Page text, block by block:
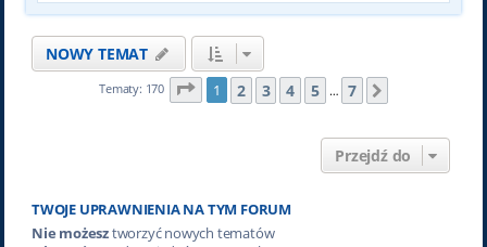
NOWY TEMAT
Tematy: 170 Strona z
1 2 3 4 5 … 7
Przejdź do
TWOJE UPRAWNIENIA NA TYM FORUM
Nie możesztworzyć nowych tematów